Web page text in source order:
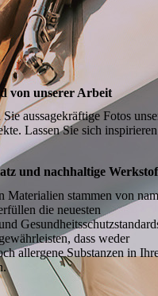
von unserer Arbeit
aussagekräftige Fotos
Lassen Sie sich
und nachhaltige
Materialien stammen von
die neuesten
dass weder
allergene Substanzen in